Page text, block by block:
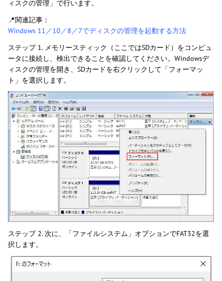
ィスクの管理」で行います。
📍関連記事：
Windows 11／10／8／7でディスクの管理を起動する方法
ステップ 1. メモリースティック（ここではSDカード）をコンピュ
ータに接続し、検出できることを確認してください。Windowsデ
ィスクの管理を開き、SDカードを右クリックして「フォーマッ
ト」を選択します。
ステップ 2. 次に、「ファイルシステム」オプションでFAT32を選
択します。